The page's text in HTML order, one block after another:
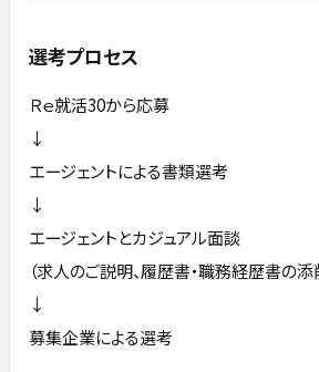
選考プロセス
Ｒｅ就活30から応募
↓
エージェントによる書類選考
↓
エージェントとカジュアル面談
（求人のご説明、履歴書・職務経歴書の添
↓
募集企業による選考